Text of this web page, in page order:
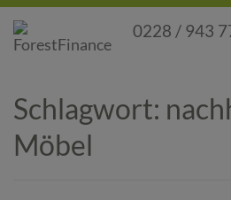
0228 / 943
Schlagwort:
Möbel